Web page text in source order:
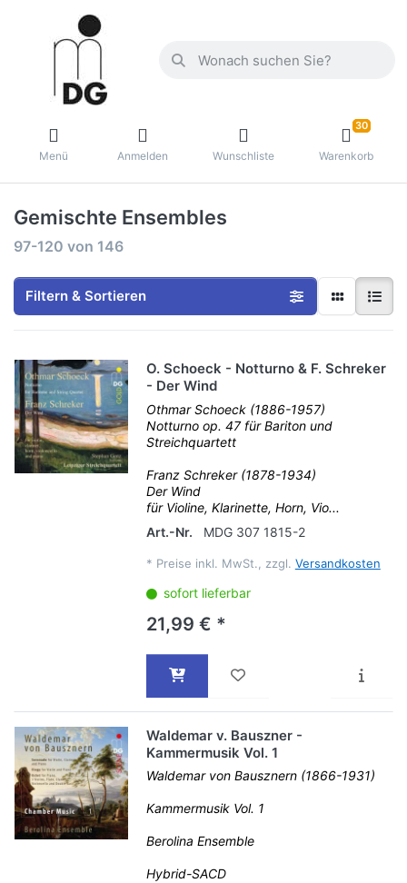
Menü Anmelden Wunschliste
30
Warenkorb
Gemischte Ensembles
97-120 von 146
Filtern & Sortieren
O. Schoeck - Notturno & F. Schreker
- Der Wind
Othmar Schoeck (1886-1957)
Notturno op. 47 für Bariton und
Streichquartett
Franz Schreker (1878-1934)
Der Wind
für Violine, Klarinette, Horn, Vio...
Art.-Nr.
MDG 307 1815-2
* Preise inkl. MwSt., zzgl. Versandkosten
sofort lieferbar
21,99 € *
Waldemar v. Bauszner -
Kammermusik Vol. 1
Waldemar von Bausznern (1866-1931)
Kammermusik Vol. 1
Berolina Ensemble
Hybrid-SACD